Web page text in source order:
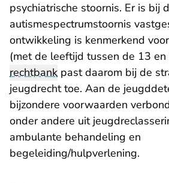
psychiatrische stoornis. Er is bij
autismespectrumstoornis
ontwikkeling is kenmerkend
(met de leeftijd tussen de 13 en
rechtbank past daarom bij de
jeugdrecht toe. Aan de
bijzondere voorwaarden
onder andere uit
ambulante behandeling en
begeleiding/hulpverlening.